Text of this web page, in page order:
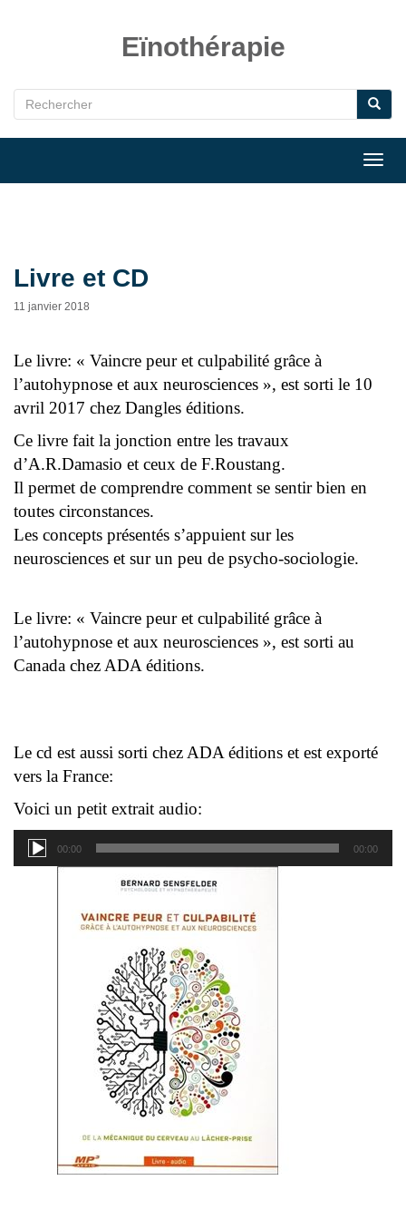
Eïnothérapie
Livre et CD
11 janvier 2018
Le livre: « Vaincre peur et culpabilité grâce à
l’autohypnose et aux neurosciences », est sorti le 10
avril 2017 chez Dangles éditions.
Ce livre fait la jonction entre les travaux
d’A.R.Damasio et ceux de F.Roustang.
Il permet de comprendre comment se sentir bien en
toutes circonstances.
Les concepts présentés s’appuient sur les
neurosciences et sur un peu de psycho-sociologie.
Le livre: « Vaincre peur et culpabilité grâce à
l’autohypnose et aux neurosciences », est sorti au
Canada chez ADA éditions.
Le cd est aussi sorti chez ADA éditions et est exporté
vers la France:
Voici un petit extrait audio:
Lecteur
audio
00:00 00:00